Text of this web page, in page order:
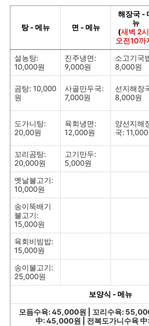
탕 - 메뉴 면 - 메뉴
해장국 -
뉴
(새벽 2
오전10까
설농탕:
10,000원
진주냉면:
9,000원
소고기국
8,000원
곰탕: 10,000
원
사골만두국:
7,000원
선지해장
8,000원
도가니탕:
20,00원
육회냉면:
12,000원
양선지해
국:
꼬리곰탕:
20,000원
고기만두:
5,000원
옛날불고기:
10,000원
송이뚝배기
불고기:
15,000원
육회비빔밥:
15,000원
송이불고기:
25,000원
보양식 - 메뉴
모듬수육: 45,000원 | 꼬리수육:
中: 45,000원 | 전복도가니수육